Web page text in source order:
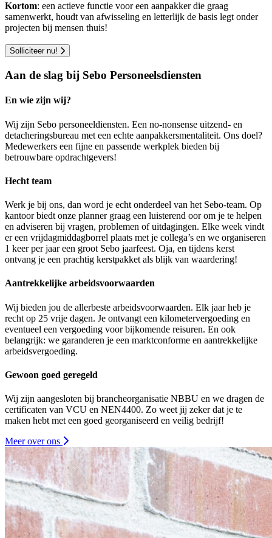
Kortom: een actieve functie voor een aanpakker die graag
samenwerkt, houdt van afwisseling en letterlijk de basis legt onder
projecten bij mensen thuis!
Solliciteer nu!
Aan de slag bij Sebo Personeelsdiensten
En wie zijn wij?
Wij zijn Sebo personeeldiensten. Een no-nonsense uitzend- en
detacheringsbureau met een echte aanpakkersmentaliteit. Ons doel?
Medewerkers een fijne en passende werkplek bieden bij
betrouwbare opdrachtgevers!
Hecht team
Werk je bij ons, dan word je echt onderdeel van het Sebo-team. Op
kantoor biedt onze planner graag een luisterend oor om je te helpen
en adviseren bij vragen, problemen of uitdagingen. Elke week vindt
er een vrijdagmiddagborrel plaats met je collega’s en we organiseren
1 keer per jaar een groot Sebo jaarfeest. Oja, en tijdens kerst
ontvang je een prachtig kerstpakket als blijk van waardering!
Aantrekkelijke arbeidsvoorwaarden
Wij bieden jou de allerbeste arbeidsvoorwaarden. Elk jaar heb je
recht op 25 vrije dagen. Je ontvangt een kilometervergoeding en
eventueel een vergoeding voor bijkomende reisuren. En ook
belangrijk: we garanderen je een marktconforme en aantrekkelijke
arbeidsvergoeding.
Gewoon goed geregeld
Wij zijn aangesloten bij brancheorganisatie NBBU en we dragen de
certificaten van VCU en NEN4400. Zo weet jij zeker dat je te
maken hebt met een goed georganiseerd en veilig bedrijf!
Meer over ons